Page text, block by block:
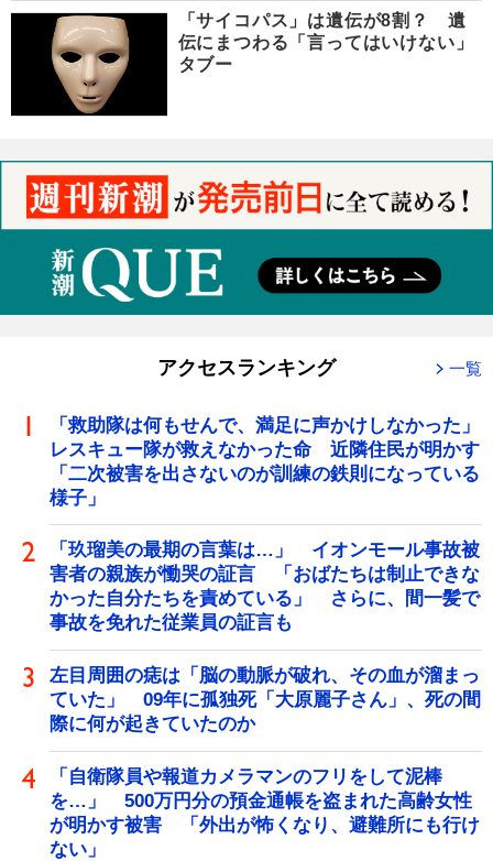
「サイコパス」は遺伝が8割？ 遺
伝にまつわる「言ってはいけない」
タブー
アクセスランキング 一覧
「救助隊は何もせんで、満足に声かけしなかった」
レスキュー隊が救えなかった命 近隣住民が明かす
「二次被害を出さないのが訓練の鉄則になっている
様子」
「玖瑠美の最期の言葉は…」 イオンモール事故被
害者の親族が慟哭の証言 「おばたちは制止できな
かった自分たちを責めている」 さらに、間一髪で
事故を免れた従業員の証言も
左目周囲の痣は「脳の動脈が破れ、その血が溜まっ
ていた」 09年に孤独死「大原麗子さん」、死の間
際に何が起きていたのか
「自衛隊員や報道カメラマンのフリをして泥棒
を…」 500万円分の預金通帳を盗まれた高齢女性
が明かす被害 「外出が怖くなり、避難所にも行け
ない」